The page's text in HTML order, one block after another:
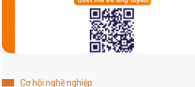
Cơ hội nghề nghiệp